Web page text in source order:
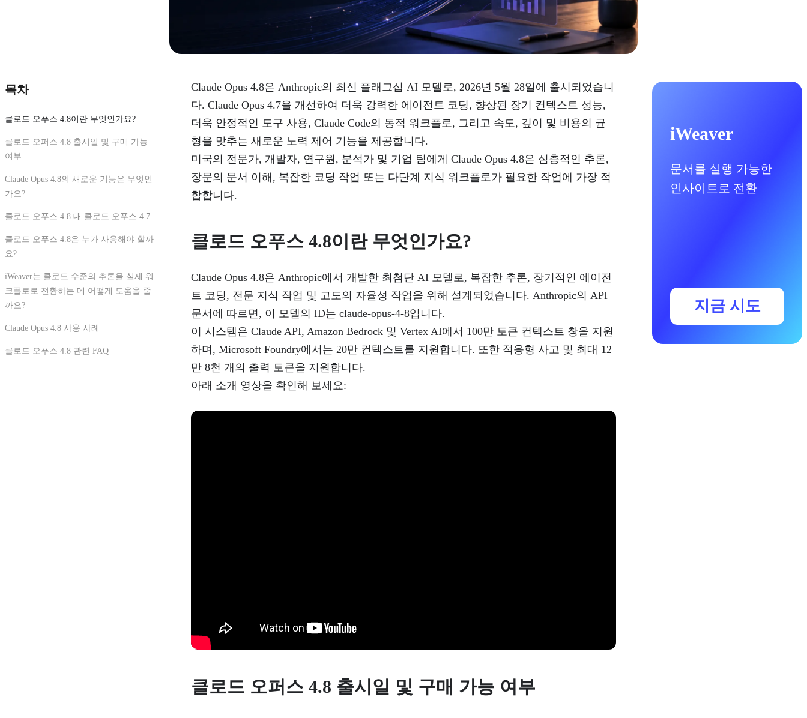
목차
클로드 오푸스 4.8이란 무엇인가요?
클로드 오퍼스 4.8 출시일 및 구매 가능
여부
Claude Opus 4.8의 새로운 기능은 무엇인
가요?
클로드 오푸스 4.8 대 클로드 오푸스 4.7
클로드 오푸스 4.8은 누가 사용해야 할까
요?
iWeaver는 클로드 수준의 추론을 실제 워
크플로로 전환하는 데 어떻게 도움을 줄
까요?
Claude Opus 4.8 사용 사례
클로드 오푸스 4.8 관련 FAQ
Claude Opus 4.8은 Anthropic의 최신 플래그십 AI 모델로, 2026년 5월 28일에 출시되었습니
다. Claude Opus 4.7을 개선하여 더욱 강력한 에이전트 코딩, 향상된 장기 컨텍스트 성능,
더욱 안정적인 도구 사용, Claude Code의 동적 워크플로, 그리고 속도, 깊이 및 비용의 균
형을 맞추는 새로운 노력 제어 기능을 제공합니다.
미국의 전문가, 개발자, 연구원, 분석가 및 기업 팀에게 Claude Opus 4.8은 심층적인 추론,
장문의 문서 이해, 복잡한 코딩 작업 또는 다단계 지식 워크플로가 필요한 작업에 가장 적
합합니다.
클로드 오푸스 4.8이란 무엇인가요?
Claude Opus 4.8은 Anthropic에서 개발한 최첨단 AI 모델로, 복잡한 추론, 장기적인 에이전
트 코딩, 전문 지식 작업 및 고도의 자율성 작업을 위해 설계되었습니다. Anthropic의 API
문서에 따르면, 이 모델의 ID는 claude-opus-4-8입니다.
이 시스템은 Claude API, Amazon Bedrock 및 Vertex AI에서 100만 토큰 컨텍스트 창을 지원
하며, Microsoft Foundry에서는 20만 컨텍스트를 지원합니다. 또한 적응형 사고 및 최대 12
만 8천 개의 출력 토큰을 지원합니다.
아래 소개 영상을 확인해 보세요:
클로드 오퍼스 4.8 출시일 및 구매 가능 여부
iWeaver
문서를 실행 가능한
인사이트로 전환
지금 시도